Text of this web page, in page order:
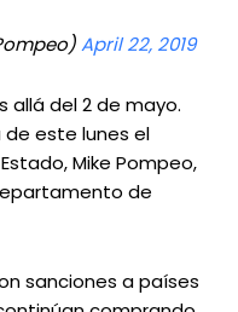
April 22, 2019
allá del 2 de mayo.
de este lunes el
Mike Pompeo,
de
sanciones a países